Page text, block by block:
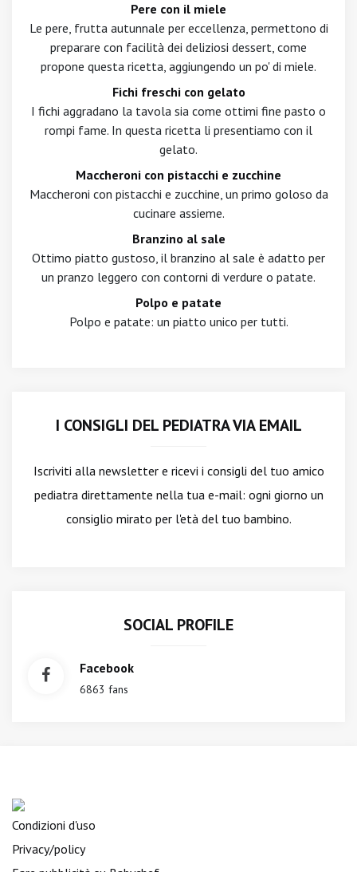
Pere con il miele
Le pere, frutta autunnale per eccellenza, permettono di
preparare con facilità dei deliziosi dessert, come
propone questa ricetta, aggiungendo un po' di miele.
Fichi freschi con gelato
I fichi aggradano la tavola sia come ottimi fine pasto o
rompi fame. In questa ricetta li presentiamo con il
gelato.
Maccheroni con pistacchi e zucchine
Maccheroni con pistacchi e zucchine, un primo goloso da
cucinare assieme.
Branzino al sale
Ottimo piatto gustoso, il branzino al sale è adatto per
un pranzo leggero con contorni di verdure o patate.
Polpo e patate
Polpo e patate: un piatto unico per tutti.
I CONSIGLI DEL PEDIATRA VIA EMAIL
Iscriviti alla newslettere ricevi i consigli del tuo amico
pediatra direttamente nella tua e-mail: ogni giorno un
consiglio mirato per l'età del tuo bambino.
SOCIAL PROFILE
Facebook
6863 fans
Condizioni d'uso
Privacy/policy